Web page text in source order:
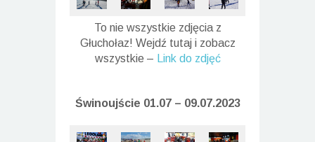
To nie wszystkie zdjęcia z
Głuchołaz! Wejdź tutaj i zobacz
wszystkie –
Link do zdjęć
Świnoujście 01.07 – 09.07.2023